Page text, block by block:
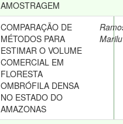
AMOSTRAGEM
COMPARAÇÃO DE
MÉTODOS PARA
ESTIMAR O VOLUME
COMERCIAL EM
FLORESTA
OMBRÓFILA DENSA
NO ESTADO DO
AMAZONAS
Marilu